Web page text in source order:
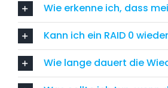
Wie erkenne ich, dass
Kann ich ein RAID 0
Wie lange dauert die